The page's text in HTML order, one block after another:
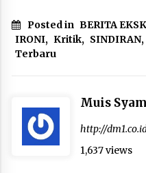
Posted in BERITA
IRONI, Kritik, SINDIRAN,
Terbaru
Muis Syam
http://
1,637 views